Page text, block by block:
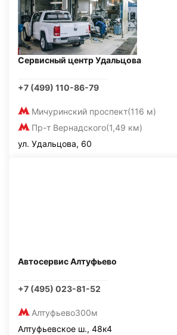
Сервисный центр Удальцова
+7 (499) 110-86-79
Мичуринский проспект(116 м)
Пр-т Вернадского(1,49 км)
ул. Удальцова, 60
Автосервис Алтуфьево
+7 (495) 023-81-52
Алтуфьево300м
Алтуфьевское ш., 48к4